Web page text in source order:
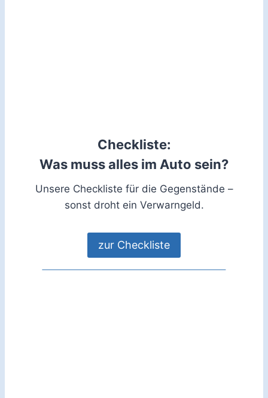
Checkliste:
Was muss alles im Auto sein?
Unsere Checkliste für die Gegenstände –
sonst droht ein Verwarngeld.
zur Checkliste